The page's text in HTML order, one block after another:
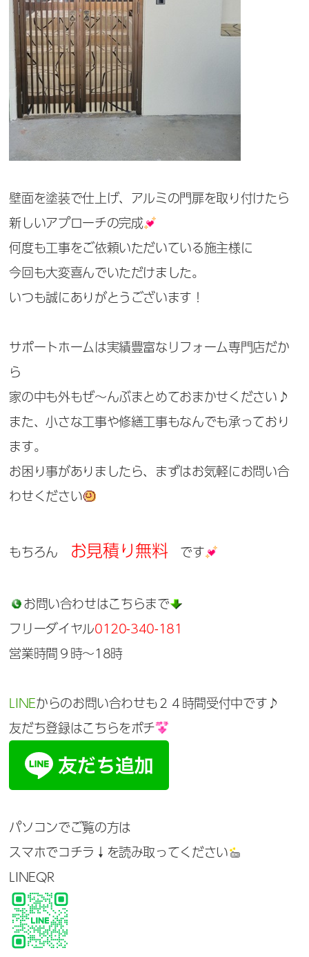
壁面を塗装で仕上げ、アルミの門扉を取り付けたら
新しいアプローチの完成
何度も工事をご依頼いただいている施主様に
今回も大変喜んでいただけました。
いつも誠にありがとうございます！
サポートホームは実績豊富なリフォーム専門店だか
ら
家の中も外もぜ～んぶまとめておまかせください♪
また、小さな工事や修繕工事もなんでも承っており
ます。
お困り事がありましたら、まずはお気軽にお問い合
わせください
もちろん お見積り無料 です
お問い合わせはこちらまで
フリーダイヤル0120-340-181
営業時間９時～18時
LINEからのお問い合わせも２４時間受付中です♪
友だち登録はこちらをポチ
パソコンでご覧の方は
スマホでコチラ↓を読み取ってください
LINEQR